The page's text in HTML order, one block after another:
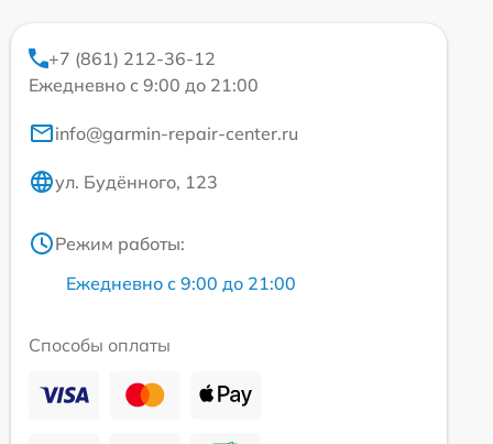
+7 (861) 212-36-12
Ежедневно с 9:00 до 21:00
info@garmin-repair-center.ru
ул. Будённого, 123
Режим работы:
Ежедневно с 9:00 до 21:00
Способы оплаты